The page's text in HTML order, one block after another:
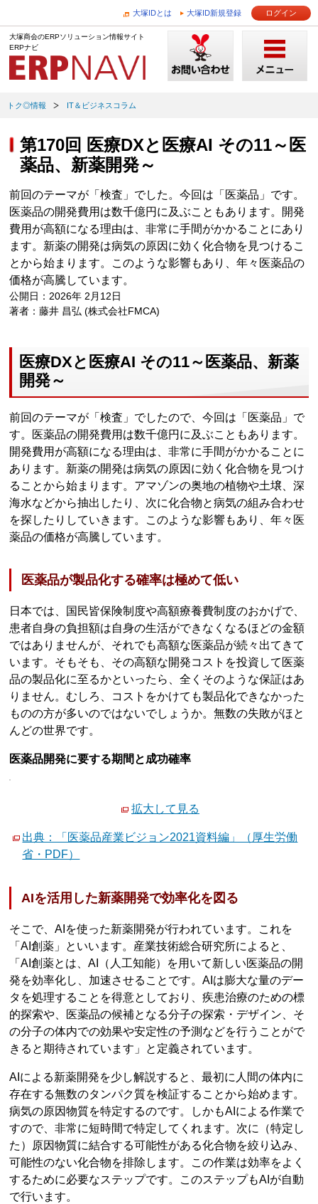
大塚IDとは 大塚ID新規登録 ログイン
大塚商会のERPソリューション情報サイト
ERPナビ
トク◎情報 IT＆ビジネスコラム
第170回 医療DXと医療AI その11～医
薬品、新薬開発～
前回のテーマが「検査」でした。今回は「医薬品」です。
医薬品の開発費用は数千億円に及ぶこともあります。開発
費用が高額になる理由は、非常に手間がかかることにあり
ます。新薬の開発は病気の原因に効く化合物を見つけるこ
とから始まります。このような影響もあり、年々医薬品の
価格が高騰しています。
公開日：2026年 2月12日
著者：藤井 昌弘 (株式会社FMCA)
医療DXと医療AI その11～医薬品、新薬
開発～
前回のテーマが「検査」でしたので、今回は「医薬品」で
す。医薬品の開発費用は数千億円に及ぶこともあります。
開発費用が高額になる理由は、非常に手間がかかることに
あります。新薬の開発は病気の原因に効く化合物を見つけ
ることから始まります。アマゾンの奥地の植物や土壌、深
海水などから抽出したり、次に化合物と病気の組み合わせ
を探したりしていきます。このような影響もあり、年々医
薬品の価格が高騰しています。
医薬品が製品化する確率は極めて低い
日本では、国民皆保険制度や高額療養費制度のおかげで、
患者自身の負担額は自身の生活ができなくなるほどの金額
ではありませんが、それでも高額な医薬品が続々出てきて
います。そもそも、その高額な開発コストを投資して医薬
品の製品化に至るかといったら、全くそのような保証はあ
りません。むしろ、コストをかけても製品化できなかった
ものの方が多いのではないでしょうか。無数の失敗がほと
んどの世界です。
医薬品開発に要する期間と成功確率
拡大して見る
出典：「医薬品産業ビジョン2021資料編」（厚生労働
省・PDF）
AIを活用した新薬開発で効率化を図る
そこで、AIを使った新薬開発が行われています。これを
「AI創薬」といいます。産業技術総合研究所によると、
「AI創薬とは、AI（人工知能）を用いて新しい医薬品の開
発を効率化し、加速させることです。AIは膨大な量のデー
タを処理することを得意としており、疾患治療のための標
的探索や、医薬品の候補となる分子の探索・デザイン、そ
の分子の体内での効果や安定性の予測などを行うことがで
きると期待されています」と定義されています。
AIによる新薬開発を少し解説すると、最初に人間の体内に
存在する無数のタンパク質を検証することから始めます。
病気の原因物質を特定するのです。しかもAIによる作業で
すので、非常に短時間で特定してくれます。次に（特定し
た）原因物質に結合する可能性がある化合物を絞り込み、
可能性のない化合物を排除します。この作業は効率をよく
するために必要なステップです。このステップもAIが自動
で行います。